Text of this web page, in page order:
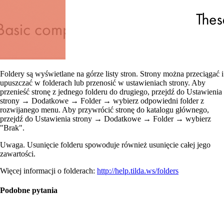
Foldery są wyświetlane na górze listy stron. Strony można przeciągać i
upuszczać w folderach lub przenosić w ustawieniach strony. Aby
przenieść stronę z jednego folderu do drugiego, przejdź do Ustawienia
strony → Dodatkowe → Folder → wybierz odpowiedni folder z
rozwijanego menu. Aby przywrócić stronę do katalogu głównego,
przejdź do Ustawienia strony → Dodatkowe → Folder → wybierz
"Brak".
Uwaga. Usunięcie folderu spowoduje również usunięcie całej jego
zawartości.
Więcej informacji o folderach: http://help.tilda.ws/folders
Podobne pytania